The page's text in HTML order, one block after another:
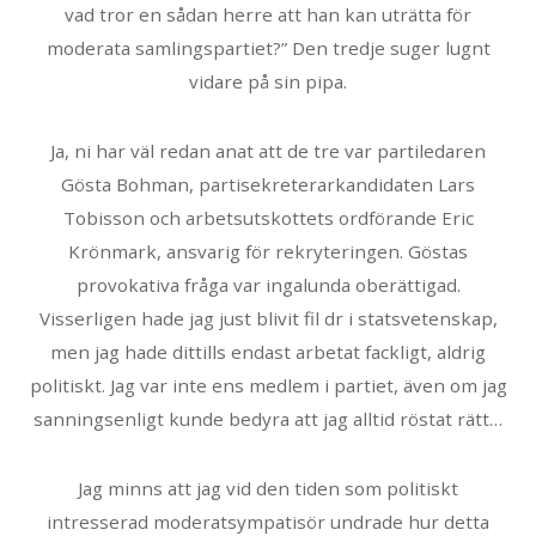
vad tror en sådan herre att han kan uträtta för
moderata samlingspartiet?” Den tredje suger lugnt
vidare på sin pipa.
Ja, ni har väl redan anat att de tre var partiledaren
Gösta Bohman, partisekreterarkandidaten Lars
Tobisson och arbetsutskottets ordförande Eric
Krönmark, ansvarig för rekryteringen. Göstas
provokativa fråga var ingalunda oberättigad.
Visserligen hade jag just blivit fil dr i statsvetenskap,
men jag hade dittills endast arbetat fackligt, aldrig
politiskt. Jag var inte ens medlem i partiet, även om jag
sanningsenligt kunde bedyra att jag alltid röstat rätt…
Jag minns att jag vid den tiden som politiskt
intresserad moderatsympatisör undrade hur detta